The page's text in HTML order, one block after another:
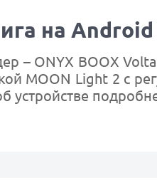
на Android
– ONYX BOOX
MOON Light 2 с
устройстве